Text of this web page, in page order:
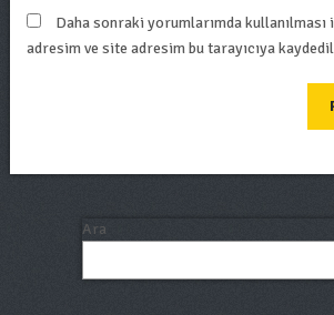
Daha sonraki yorumlarımda kullanılması
adresim ve site adresim bu tarayıcıya
Ara